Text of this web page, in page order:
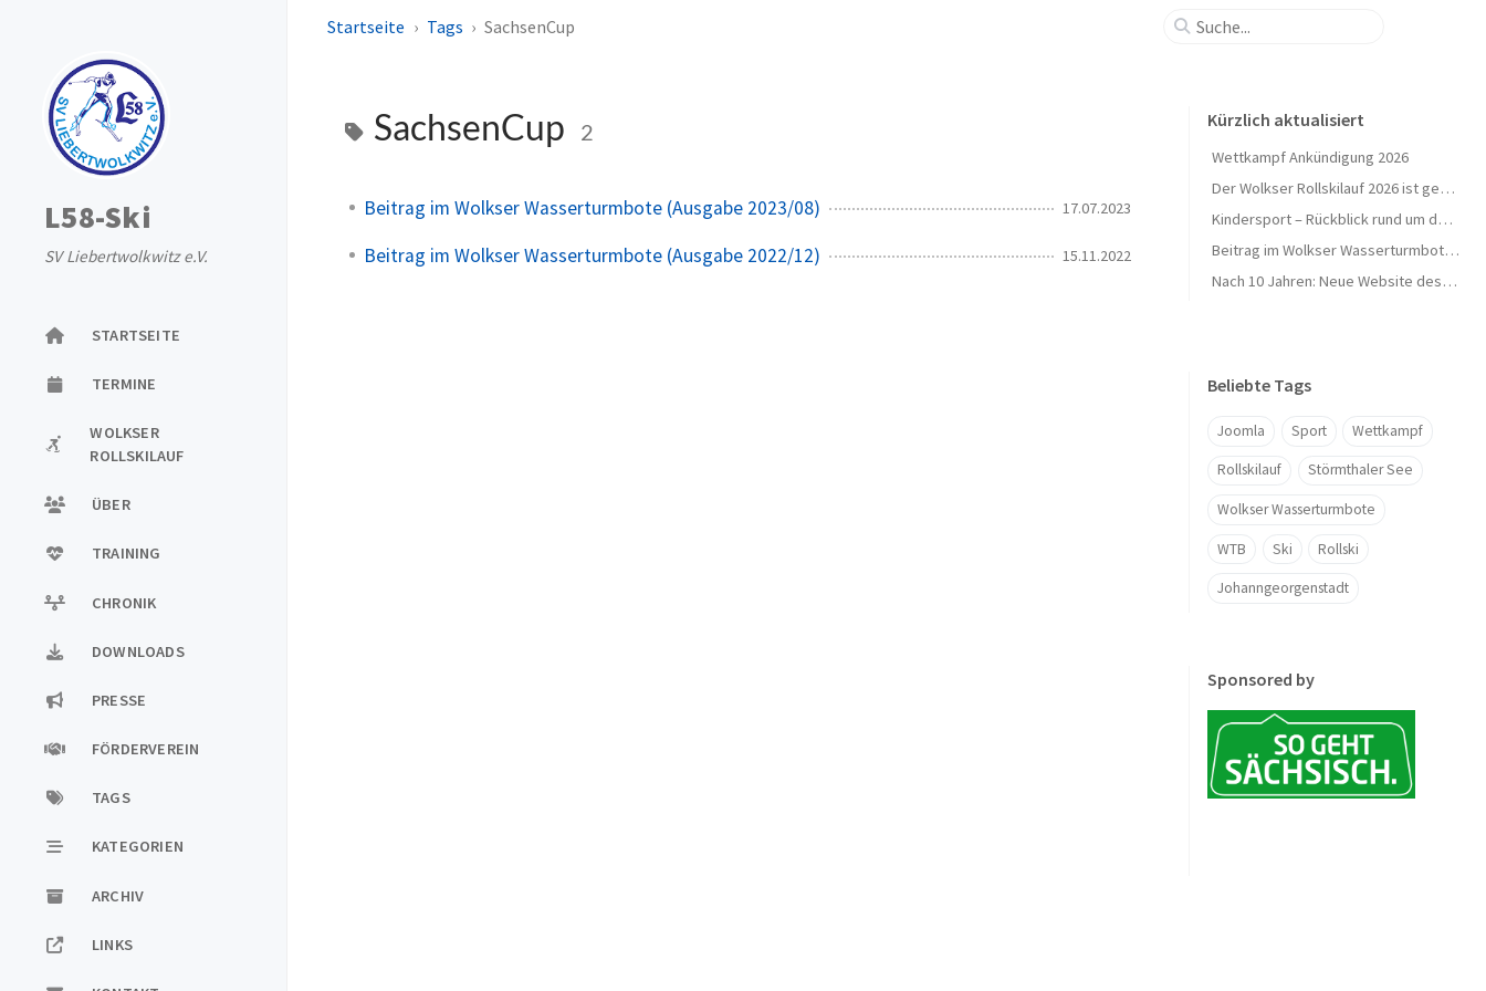
L58-Ski
SV Liebertwolkwitz e.V.
STARTSEITE
TERMINE
WOLKSER
ROLLSKILAUF
ÜBER
TRAINING
CHRONIK
DOWNLOADS
PRESSE
FÖRDERVEREIN
TAGS
KATEGORIEN
ARCHIV
LINKS
Startseite Tags SachsenCup
SachsenCup 2
Beitrag im Wolkser Wasserturmbote (Ausgabe 2023/08) 17.07.2023
Beitrag im Wolkser Wasserturmbote (Ausgabe 2022/12) 15.11.2022
Kürzlich aktualisiert
Wettkampf Ankündigung 2026
Der Wolkser Rollskilauf 2026 ist geschafft – Ein herzliches Dankeschön!
Kindersport – Rückblick rund um den Herbst 🍁
Beitrag im Wolkser Wasserturmbote (Ausgabe 2025/09)
Nach 10 Jahren: Neue Website des L58-Ski geht online 🎉
Beliebte Tags
Joomla Sport Wettkampf
Rollskilauf Störmthaler See
Wolkser Wasserturmbote
WTB Ski Rollski
Johanngeorgenstadt
Sponsored by